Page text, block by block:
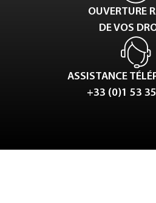
OUVERTURE
DE VOS
ASSISTANCE
+33 (0)1 53